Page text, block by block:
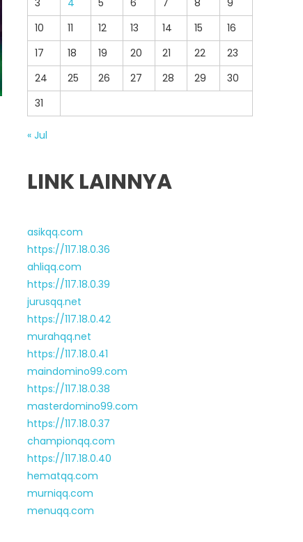
3
4 5 6 7 8
9
10
11 12 13 14 15
16
17
18 19 20 21 22
23
24
25 26 27 28 29
30
31
« Jul
LINK LAINNYA
asikqq.com
https://117.18.0.36
ahliqq.com
https://117.18.0.39
jurusqq.net
https://117.18.0.42
murahqq.net
https://117.18.0.41
maindomino99.com
https://117.18.0.38
masterdomino99.com
https://117.18.0.37
championqq.com
https://117.18.0.40
hematqq.com
murniqq.com
menuqq.com